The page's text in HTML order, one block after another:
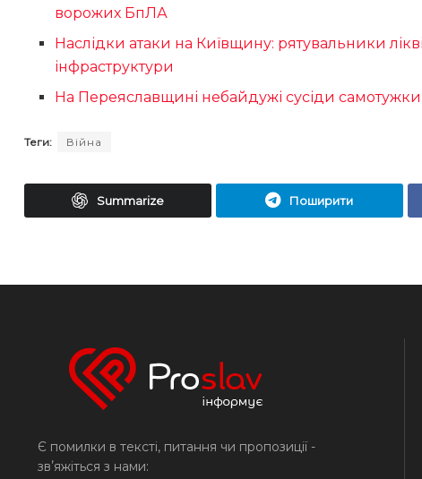
ворожих БпЛА
Наслідки атаки на Київщину: рятувальники
інфраструктури
На Переяславщині небайдужі сусіди
Теги: Війна
Summarize Поширити
Є помилки в тексті, питання чи пропозиції -
звʼяжіться з нами: